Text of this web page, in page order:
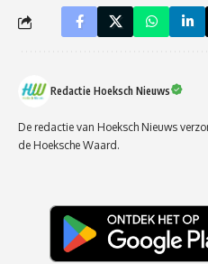
Redactie Hoeksch Nieuws
De redactie van Hoeksch Nieuws
de Hoeksche Waard.